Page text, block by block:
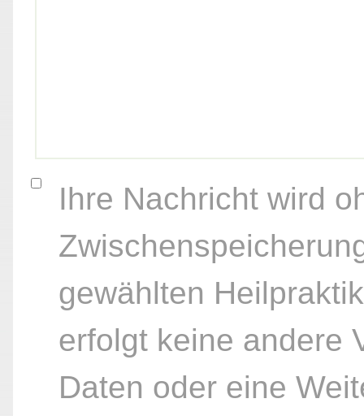
Ihre Nachricht wird
gewählten
erfolgt keine andere
Daten oder eine